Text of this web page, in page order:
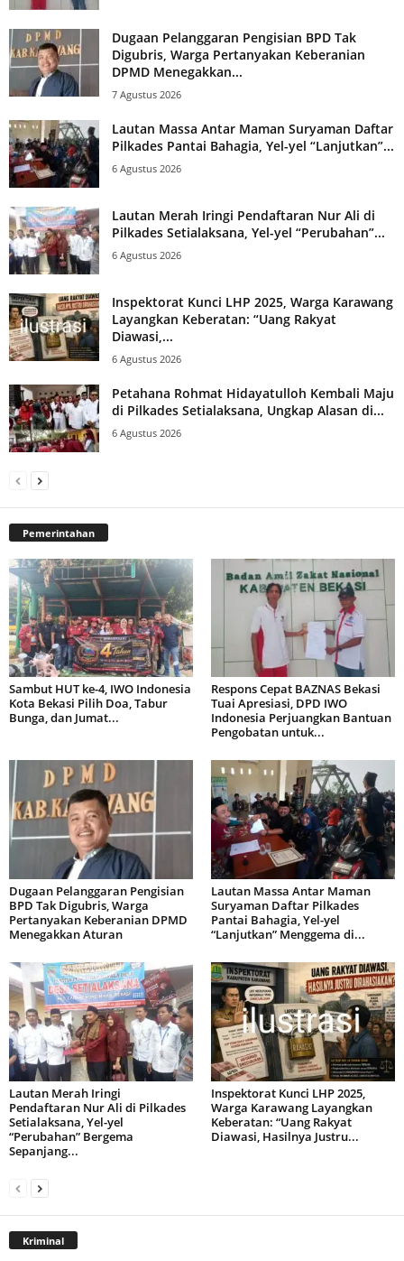
Dugaan Pelanggaran Pengisian BPD Tak
Digubris, Warga Pertanyakan Keberanian
DPMD Menegakkan...
7 Agustus 2026
Lautan Massa Antar Maman Suryaman Daftar
Pilkades Pantai Bahagia, Yel-yel “Lanjutkan”...
6 Agustus 2026
Lautan Merah Iringi Pendaftaran Nur Ali di
Pilkades Setialaksana, Yel-yel “Perubahan”...
6 Agustus 2026
Inspektorat Kunci LHP 2025, Warga Karawang
Layangkan Keberatan: “Uang Rakyat
Diawasi,...
6 Agustus 2026
Petahana Rohmat Hidayatulloh Kembali Maju
di Pilkades Setialaksana, Ungkap Alasan di...
6 Agustus 2026
Pemerintahan
Sambut HUT ke-4, IWO Indonesia
Kota Bekasi Pilih Doa, Tabur
Bunga, dan Jumat...
Respons Cepat BAZNAS Bekasi
Tuai Apresiasi, DPD IWO
Indonesia Perjuangkan Bantuan
Pengobatan untuk...
Dugaan Pelanggaran Pengisian
BPD Tak Digubris, Warga
Pertanyakan Keberanian DPMD
Menegakkan Aturan
Lautan Massa Antar Maman
Suryaman Daftar Pilkades
Pantai Bahagia, Yel-yel
“Lanjutkan” Menggema di...
Lautan Merah Iringi
Pendaftaran Nur Ali di Pilkades
Setialaksana, Yel-yel
“Perubahan” Bergema
Sepanjang...
Inspektorat Kunci LHP 2025,
Warga Karawang Layangkan
Keberatan: “Uang Rakyat
Diawasi, Hasilnya Justru...
Kriminal